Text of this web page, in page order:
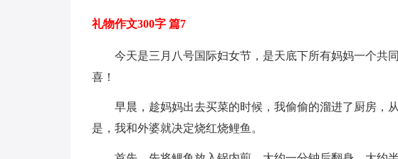
礼物作文300字 篇7
今天是三月八号国际妇女节，是天底下所有妈妈一个共
喜！
早晨，趁妈妈出去买菜的时候，我偷偷的溜进了厨房，
是，我和外婆就决定烧红烧鲤鱼。